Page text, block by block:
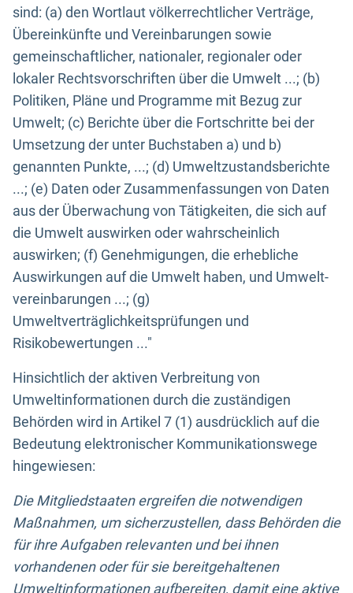
sind: (a) den Wortlaut völkerrechtlicher Verträge,
Übereinkünfte und Vereinbarungen sowie
gemeinschaftlicher, nationaler, regionaler oder
lokaler Rechtsvorschriften über die Umwelt ...; (b)
Politiken, Pläne und Programme mit Bezug zur
Umwelt; (c) Berichte über die Fortschritte bei der
Umsetzung der unter Buchstaben a) und b)
genannten Punkte, ...; (d) Umweltzustandsberichte
...; (e) Daten oder Zusammenfassungen von Daten
aus der Überwachung von Tätigkeiten, die sich auf
die Umwelt auswirken oder wahrscheinlich
auswirken; (f) Genehmigungen, die erhebliche
Auswirkungen auf die Umwelt haben, und Umwelt-
vereinbarungen ...; (g)
Umweltverträglichkeitsprüfungen und
Risikobewertungen ..."
Hinsichtlich der aktiven Verbreitung von
Umweltinformationen durch die zuständigen
Behörden wird in Artikel 7 (1) ausdrücklich auf die
Bedeutung elektronischer Kommunikationswege
hingewiesen:
Die Mitgliedstaaten ergreifen die notwendigen
Maßnahmen, um sicherzustellen, dass Behörden die
für ihre Aufgaben relevanten und bei ihnen
vorhandenen oder für sie bereitgehaltenen
Umweltinformationen aufbereiten, damit eine aktive